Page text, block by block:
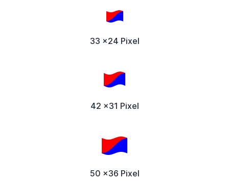
33 x24 Pixel
42 x31 Pixel
50 x36 Pixel